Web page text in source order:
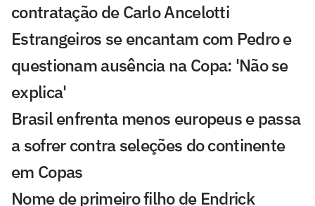
contratação de Carlo Ancelotti
Estrangeiros se encantam com Pedro e
questionam ausência na Copa: 'Não se
explica'
Brasil enfrenta menos europeus e passa
a sofrer contra seleções do continente
em Copas
Nome de primeiro filho de Endrick